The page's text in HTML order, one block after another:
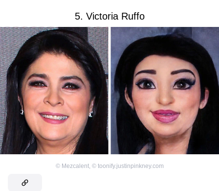
5. Victoria Ruffo
© Mezcalent, © toonify.justinpinkney.com